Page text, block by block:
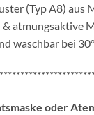
(Typ A8) aus
atmungsaktive
waschbar bei
oder